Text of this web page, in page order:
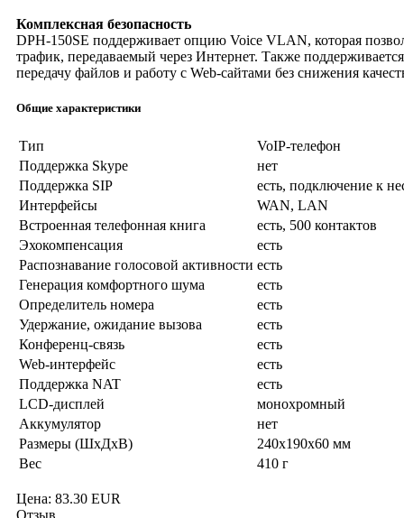
Комплексная безопасность
DPH-150SE поддерживает опцию Voice VLAN, которая
трафик, передаваемый через Интернет. Также
передачу файлов и работу с Web-сайтами без снижения
Общие характеристики
Тип
VoIP-телефон
Поддержка Skype
нет
Поддержка SIP
есть, подключение к
Интерфейсы
WAN, LAN
Встроенная телефонная книга
есть, 500 контактов
Эхокомпенсация
есть
Распознавание голосовой активности есть
Генерация комфортного шума
есть
Определитель номера
есть
Удержание, ожидание вызова
есть
Конференц-связь
есть
Web-интерфейс
есть
Поддержка NAT
есть
LCD-дисплей
монохромный
Аккумулятор
нет
Размеры (ШxДxВ)
240x190x60 мм
Вес
410 г
Цена: 83.30 EUR